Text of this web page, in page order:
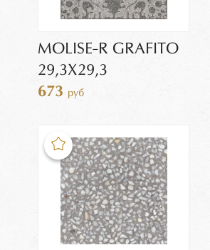
MOLISE-R GRAFITO
29,3X29,3
673 руб